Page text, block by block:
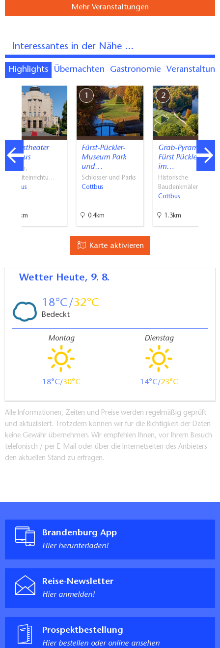
Mehr Veranstaltungen
Interessantes in der Nähe ...
Highlights Übernachten Gastronomie
Staatstheater
Cottbus
Bühnen,
Freizeiteinrichtu…
Cottbus
5.1km
1
Fürst-Pückler-
Museum Park
und…
Schlösser und Parks
Cottbus
0.4km
2
Grab-Pyramide
Fürst Pücklers
im…
Historische
Baudenkmäler …
Cottbus
1.3km
Karte aktivieren
Wetter Heute, 9. 8.
18 32
Bedeckt
Montag
18 30
Dienstag
14 23
Alle Informationen, Zeiten und Preise werden regelmäßig geprüft
und aktualisiert. Trotzdem können wir für die Richtigkeit der Daten
keine Gewähr übernehmen. Wir empfehlen Ihnen, vor Ihrem Besuch
telefonisch / per E-Mail oder über die Internetseiten des Anbieters
den aktuellen Stand zu erfragen.
Brandenburg App
Hier herunterladen!
Reise-Newsletter
Hier anmelden!
Prospektbestellung
Hier bestellen oder online ansehen